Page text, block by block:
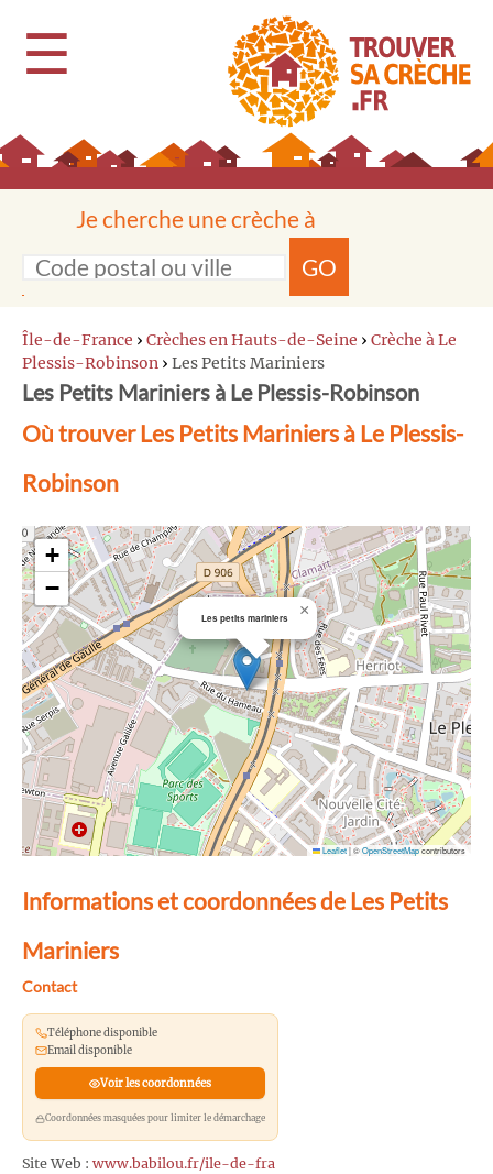
☰
Je cherche une crèche à
GO
Île-de-France › Crèches en Hauts-de-Seine › Crèche à Le
Plessis-Robinson › Les Petits Mariniers
Les Petits Mariniers à Le Plessis-Robinson
Où trouver Les Petits Mariniers à Le Plessis-
Robinson
Les petits mariniers ×
+
−
Leaflet|©OpenStreetMapcontributors
Informations et coordonnées de Les Petits
Mariniers
Contact
Téléphone disponible
Email disponible
Voir les coordonnées
Coordonnées masquées pour limiter le démarchage
Site Web : www.babilou.fr/ile-de-fra